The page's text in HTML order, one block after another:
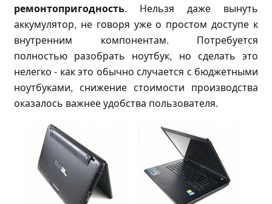
ремонтопригодность. Нельзя даже вынуть
аккумулятор, не говоря уже о простом доступе к
внутренним компонентам. Потребуется
полностью разобрать ноутбук, но сделать это
нелегко - как это обычно случается с бюджетными
ноутбуками, снижение стоимости производства
оказалось важнее удобства пользователя.